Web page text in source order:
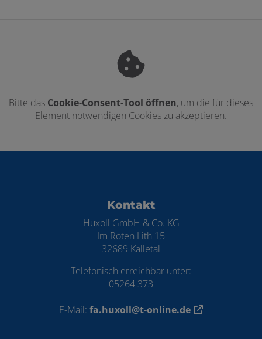
Bitte das Cookie-Consent-Tool öffnen, um die für dieses
Element notwendigen Cookies zu akzeptieren.
Kontakt
Huxoll GmbH & Co. KG
Im Roten Lith 15
32689 Kalletal
Telefonisch erreichbar unter:
05264 373
E-Mail: fa.huxoll@t-online.de